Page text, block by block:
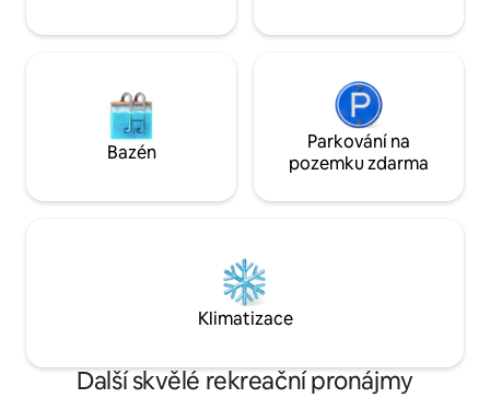
Bazén
Parkování na
pozemku zdarma
Klimatizace
Další skvělé rekreační pronájmy